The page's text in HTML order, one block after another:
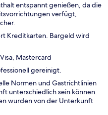
entspannt genießen, da die
verfügt,
Kreditkarten. Bargeld wird
Mastercard
gereinigt.
Normen und Gastrichtlinien
unterschiedlich sein können.
wurden von der Unterkunft